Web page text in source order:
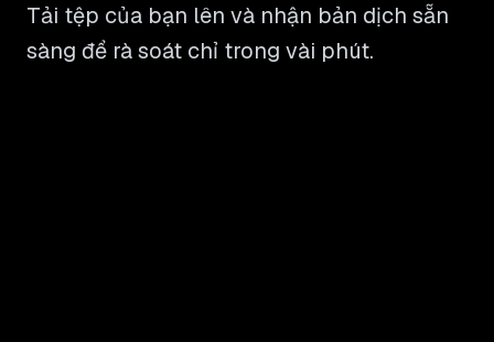
Tải tệp của bạn lên và nhận bản dịch sẵn
sàng để rà soát chỉ trong vài phút.